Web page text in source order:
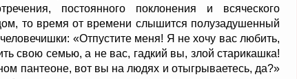
постоянного поклонения и всяческого
то время от времени слышится полузадушенный
«Отпустите меня! Я не хочу вас любить,
свою семью, а не вас, гадкий вы, злой старикашка!
пантеоне, вот вы на людях и отыгрываетесь, да?»